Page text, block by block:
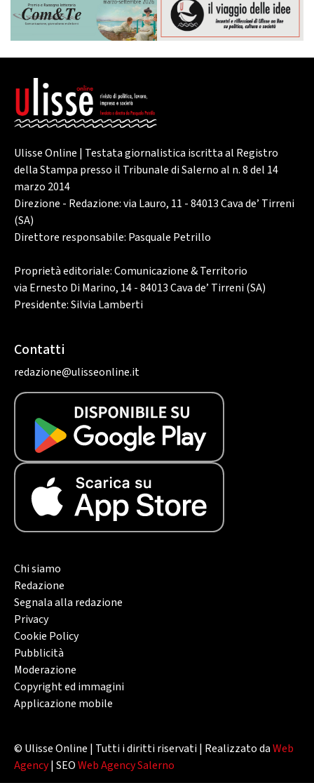
Ulisse Online | Testata giornalistica iscritta al Registro
della Stampa presso il Tribunale di Salerno al n. 8 del 14
marzo 2014
Direzione - Redazione: via Lauro, 11 - 84013 Cava de’ Tirreni
(SA)
Direttore responsabile: Pasquale Petrillo
Proprietà editoriale: Comunicazione & Territorio
via Ernesto Di Marino, 14 - 84013 Cava de’ Tirreni (SA)
Presidente: Silvia Lamberti
Contatti
redazione@ulisseonline.it
Chi siamo
Redazione
Segnala alla redazione
Privacy
Cookie Policy
Pubblicità
Moderazione
Copyright ed immagini
Applicazione mobile
© Ulisse Online | Tutti i diritti riservati | Realizzato daWeb
Agency| SEOWeb Agency Salerno